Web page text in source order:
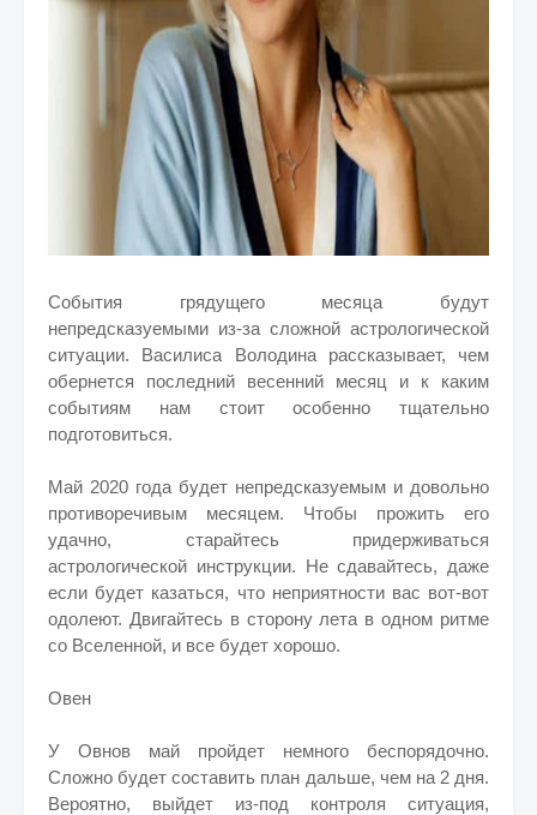
События грядущего месяца будут
непредсказуемыми из-за сложной астрологической
ситуации. Василиса Володина рассказывает, чем
обернется последний весенний месяц и к каким
событиям нам стоит особенно тщательно
подготовиться.
Май 2020 года будет непредсказуемым и довольно
противоречивым месяцем. Чтобы прожить его
удачно, старайтесь придерживаться
астрологической инструкции. Не сдавайтесь, даже
если будет казаться, что неприятности вас вот-вот
одолеют. Двигайтесь в сторону лета в одном ритме
со Вселенной, и все будет хорошо.
Овен
У Овнов май пройдет немного беспорядочно.
Сложно будет составить план дальше, чем на 2 дня.
Вероятно, выйдет из-под контроля ситуация,